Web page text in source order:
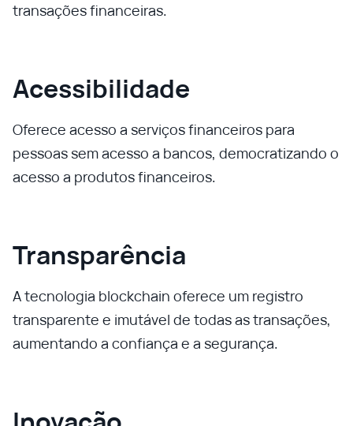
transações financeiras.
Acessibilidade
Oferece acesso a serviços financeiros para
pessoas sem acesso a bancos, democratizando o
acesso a produtos financeiros.
Transparência
A tecnologia blockchain oferece um registro
transparente e imutável de todas as transações,
aumentando a confiança e a segurança.